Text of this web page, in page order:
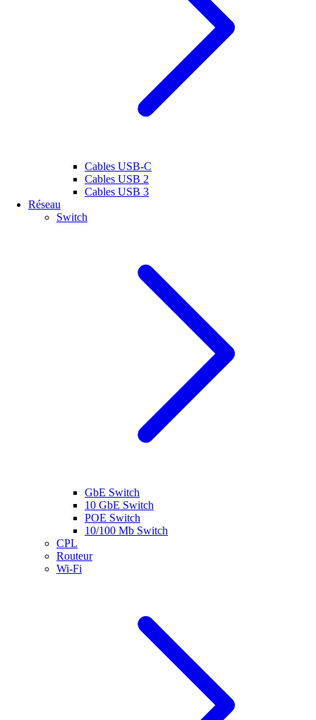
Cables USB-C
Cables USB 2
Cables USB 3
Réseau
Switch
GbE Switch
10 GbE Switch
POE Switch
10/100 Mb Switch
CPL
Routeur
Wi-Fi